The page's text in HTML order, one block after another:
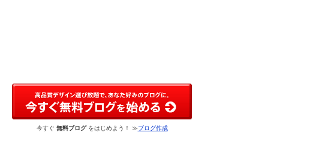
今すぐ 無料ブログをはじめよう！ ≫ブログ作成